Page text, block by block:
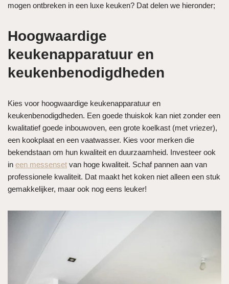
mogen ontbreken in een luxe keuken? Dat delen we hieronder;
Hoogwaardige
keukenapparatuur en
keukenbenodigdheden
Kies voor hoogwaardige keukenapparatuur en
keukenbenodigdheden. Een goede thuiskok kan niet zonder een
kwalitatief goede inbouwoven, een grote koelkast (met vriezer),
een kookplaat en een vaatwasser. Kies voor merken die
bekendstaan om hun kwaliteit en duurzaamheid. Investeer ook
in een messenset van hoge kwaliteit. Schaf pannen aan van
professionele kwaliteit. Dat maakt het koken niet alleen een stuk
gemakkelijker, maar ook nog eens leuker!